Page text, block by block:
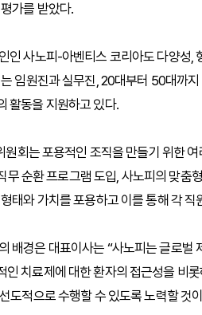
가를 받았다.
인 사노피-아벤티스 코리아도 다양성
임원진과 실무진, 20대부터 50대까
활동을 지원하고 있다.
원회는 포용적인 조직을 만들기 위한
무 순환 프로그램 도입, 사노피의 맞
태와 가치를 포용하고 이를 통해 각
배경은 대표이사는 “사노피는 글로
인 치료제에 대한 환자의 접근성을 비
도적으로 수행할 수 있도록 노력할 것